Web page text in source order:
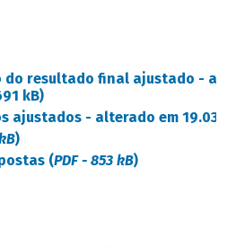
do resultado final ajustado -
kB)
ajustados - alterado em
)
(PDF - 853 kB)